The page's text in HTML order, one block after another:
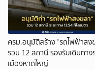
ครม.อนุมัติสร้าง "รถไฟฟ้าสง
รวม 12 สถานี รองรับเดินทาง
เมืองหาดใหญ่